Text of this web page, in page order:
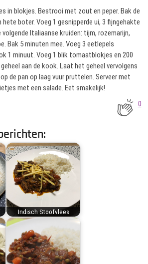
in blokjes. Bestrooi met zout en peper. Bak de
hete boter. Voeg 1 gesnipperde ui, 3 fijngehakte
Italiaanse kruiden: tijm, rozemarijn,
Bak 5 minuten mee. Voeg 3 eetlepels
1 minuut. Voeg 1 blik tomaatblokjes en 200
aan de kook. Laat het geheel vervolgens
de pan op laag vuur pruttelen. Serveer met
met een salade. Eet smakelijk!
0
Indisch Stoofvlees